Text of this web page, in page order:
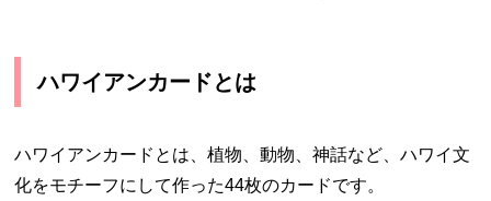
ハワイアンカードとは
ハワイアンカードとは、植物、動物、神話など、ハワイ文
化をモチーフにして作った44枚のカードです。